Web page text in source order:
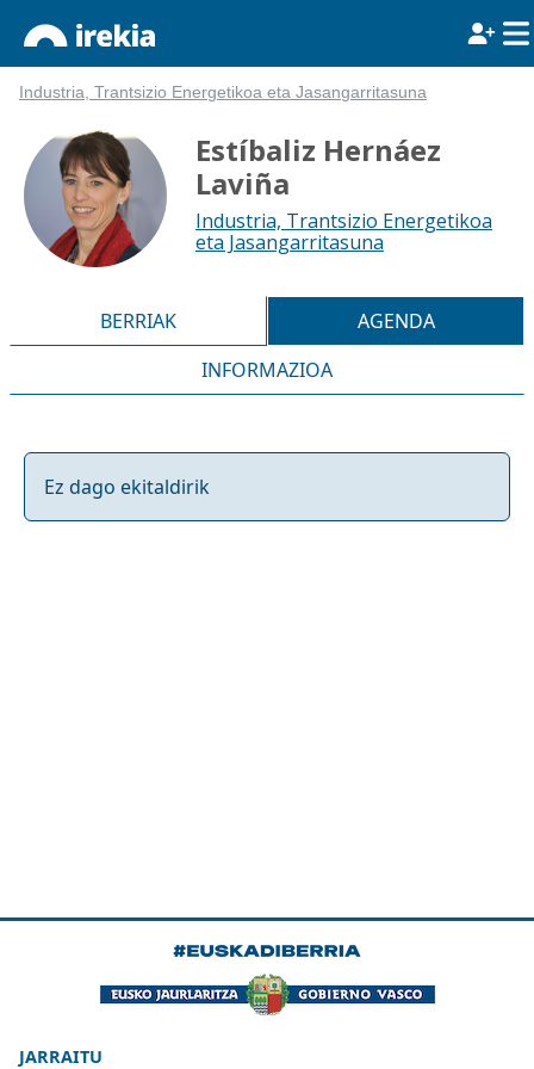
Industria, Trantsizio Energetikoa eta Jasangarritasuna
Estíbaliz Hernáez
Laviña
Industria, Trantsizio Energetikoa
eta Jasangarritasuna
BERRIAK
AGENDA
INFORMAZIOA
Ez dago ekitaldirik
JARRAITU